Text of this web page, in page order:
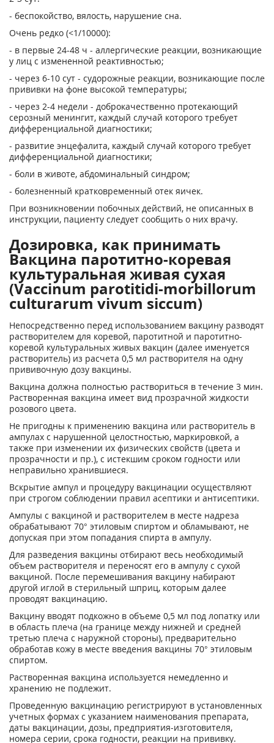
- беспокойство, вялость, нарушение сна.
Очень редко (<1/10000):
- в первые 24-48 ч - аллергические реакции, возникающие
у лиц с измененной реактивностью;
- через 6-10 сут - судорожные реакции, возникающие после
прививки на фоне высокой температуры;
- через 2-4 недели - доброкачественно протекающий
серозный менингит, каждый случай которого требует
дифференциальной диагностики;
- развитие энцефалита, каждый случай которого требует
дифференциальной диагностики;
- боли в животе, абдоминальный синдром;
- болезненный кратковременный отек яичек.
При возникновении побочных действий, не описанных в
инструкции, пациенту следует сообщить о них врачу.
Дозировка, как принимать
Вакцина паротитно-коревая
культуральная живая сухая
(Vaccinum parotitidi-morbillorum
culturarum vivum siccum)
Непосредственно перед использованием вакцину разводят
растворителем для коревой, паротитной и паротитно-
коревой культуральных живых вакцин (далее именуется
растворитель) из расчета 0,5 мл растворителя на одну
прививочную дозу вакцины.
Вакцина должна полностью раствориться в течение 3 мин.
Растворенная вакцина имеет вид прозрачной жидкости
розового цвета.
Не пригодны к применению вакцина или растворитель в
ампулах с нарушенной целостностью, маркировкой, а
также при изменении их физических свойств (цвета и
прозрачности и пр.), с истекшим сроком годности или
неправильно хранившиеся.
Вскрытие ампул и процедуру вакцинации осуществляют
при строгом соблюдении правил асептики и антисептики.
Ампулы с вакциной и растворителем в месте надреза
обрабатывают 70° этиловым спиртом и обламывают, не
допуская при этом попадания спирта в ампулу.
Для разведения вакцины отбирают весь необходимый
объем растворителя и переносят его в ампулу с сухой
вакциной. После перемешивания вакцину набирают
другой иглой в стерильный шприц, которым далее
проводят вакцинацию.
Вакцину вводят подкожно в объеме 0,5 мл под лопатку или
в область плеча (на границе между нижней и средней
третью плеча с наружной стороны), предварительно
обработав кожу в месте введения вакцины 70° этиловым
спиртом.
Растворенная вакцина используется немедленно и
хранению не подлежит.
Проведенную вакцинацию регистрируют в установленных
учетных формах с указанием наименования препарата,
даты вакцинации, дозы, предприятия-изготовителя,
номера серии, срока годности, реакции на прививку.